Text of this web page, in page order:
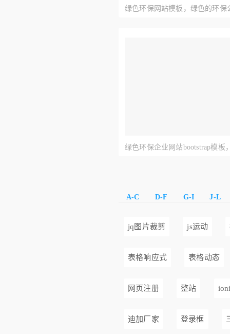
绿色环保网站模板，绿色的环保
绿色环保企业网站bootstrap模板
A-C D-F G-I J-L
jq图片裁剪 js运动
表格响应式 表格动态
网页注册 整站
迪加厂家 登录框